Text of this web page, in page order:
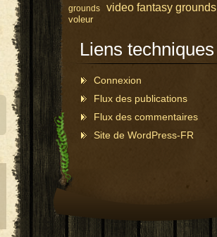
grounds
video fantasy grounds
voleur
Liens techniques
Connexion
Flux des publications
Flux des commentaires
Site de WordPress-FR